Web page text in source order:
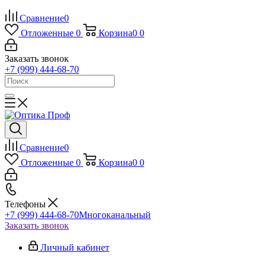
Сравнение0
Отложенные 0 Корзина0 0
Заказать звонок
+7 (999) 444-68-70
Сравнение0
Отложенные 0 Корзина0 0
Телефоны
+7 (999) 444-68-70Многоканальный
Заказать звонок
Личный кабинет